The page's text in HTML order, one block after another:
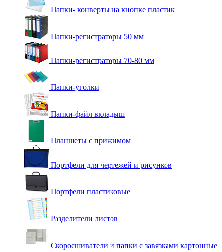
Папки- конверты на кнопке пластик
Папки-регистраторы 50 мм
Папки-регистраторы 70-80 мм
Папки-уголки
Папки-файл вкладыш
Планшеты с прижимом
Портфели для чертежей и рисунков
Портфели пластиковые
Разделители листов
Скоросшиватели и папки с завязками картонные